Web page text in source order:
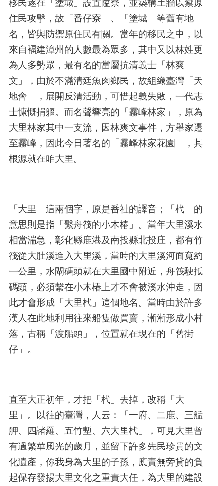
移民遂在「塗城」設置隘寮，並築構土牆以禦原
住民攻擊，故「番仔寮」、「塗城」等舊有地
名，皆與防禦原住民有關。當年的移民之中，以
來自褔建漳州的人數最為眾多，其中又以林姓更
為人多勢眾，最有名的當屬抗清義士「林爽
文」，由於不滿清廷魚肉鄉民，故組織臺灣「天
地會」，展開反清活動，可惜起義失敗，一代志
士慷慨捐軀。而名聲響亮的「霧峰林家」，原為
大里林家其中一支流，因林爽文事件，方舉家遷
至霧峰，因此今日著名的「霧峰林家花園」，其
根源就在咱大里。
「大里」這兩個字，原是番社的譯音；「杙」的
意思則是指「繫舟筏的小木椿」。當年大里溪水
相當湍急，彰化縣鹿港及南投縣北投庄，都有竹
筏從大肚溪進入大里溪，當時的大里溪河面寬約
一公里，水閘碼頭就在大里國中附近，舟筏駛抵
碼頭，必須繫在小木椿上才不會被溪水沖走，因
此才會形成「大里杙」這個地名。當時由於許多
漢人在此地利用往來船隻做買賣，漸漸形成小村
落，古稱「渡船頭」，位置就在現在的「舊街
仔」。
直至大正初年，才把「杙」去掉，改稱「大
里」。以往的臺灣，人云：「一府、二鹿、三艋
舺、四諸羅、五竹塹、六大里杙」，可見大里曾
有過繁華風光的歲月，並留下許多先民珍貴的文
化遺產，你我身為大里的子孫，應責無旁貸的負
起保存發揚大里文化之重責大任，為大里的建設